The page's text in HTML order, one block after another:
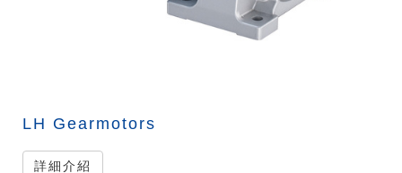
LH Gearmotors
詳細介紹